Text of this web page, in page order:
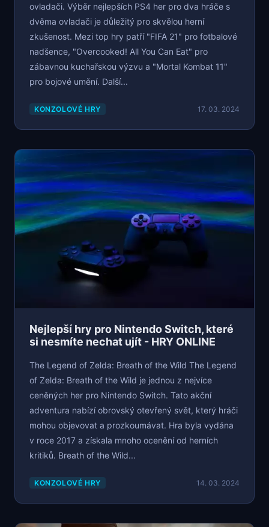
ovladači. Výběr nejlepších PS4 her pro dva hráče s
dvěma ovladači je důležitý pro skvělou herní
zkušenost. Mezi top hry patří "FIFA 21" pro fotbalové
nadšence, "Overcooked! All You Can Eat" pro
zábavnou kuchařskou výzvu a "Mortal Kombat 11"
pro bojové umění. Další...
KONZOLOVÉ HRY 17. 03. 2024
Nejlepší hry pro Nintendo Switch, které
si nesmíte nechat ujít - HRY ONLINE
The Legend of Zelda: Breath of the Wild The Legend
of Zelda: Breath of the Wild je jednou z nejvíce
ceněných her pro Nintendo Switch. Tato akční
adventura nabízí obrovský otevřený svět, který hráči
mohou objevovat a prozkoumávat. Hra byla vydána
v roce 2017 a získala mnoho ocenění od herních
kritiků. Breath of the Wild...
KONZOLOVÉ HRY 14. 03. 2024